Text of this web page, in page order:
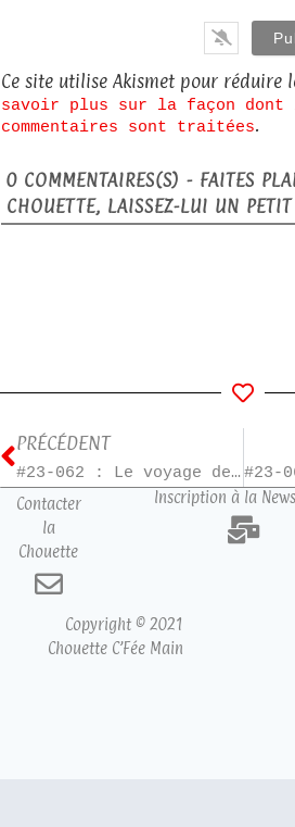
Ce site utilise Akismet pour réduire
savoir plus sur la façon dont
commentaires sont traitées.
0 COMMENTAIRES(S) - FAITES
CHOUETTE, LAISSEZ-LUI UN
PRÉCÉDENT
#23-062 : Le voyage de Pénélope – T1
Contacter
la
Chouette
Inscription à la
Copyright © 2021
Chouette C’Fée Main